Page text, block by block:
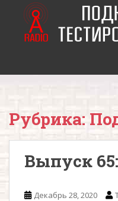
o
Рубрика:
Выпуск
Декабрь 28, 2020